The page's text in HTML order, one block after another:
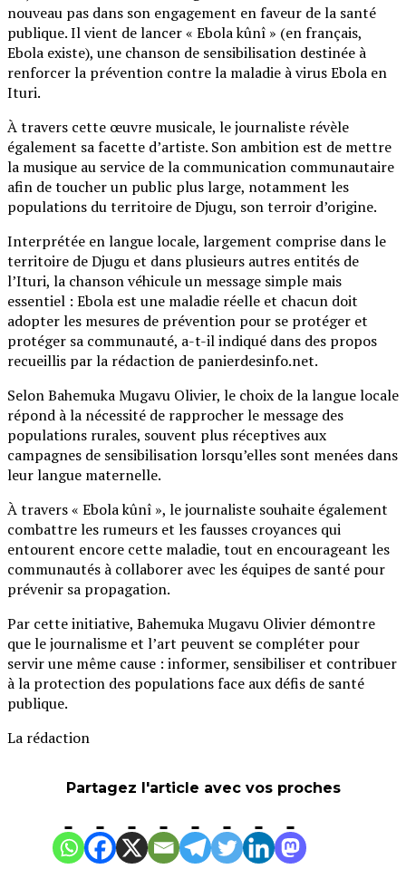
nouveau pas dans son engagement en faveur de la santé
publique. Il vient de lancer « Ebola kûnî » (en français,
Ebola existe), une chanson de sensibilisation destinée à
renforcer la prévention contre la maladie à virus Ebola en
Ituri.
À travers cette œuvre musicale, le journaliste révèle
également sa facette d’artiste. Son ambition est de mettre
la musique au service de la communication communautaire
afin de toucher un public plus large, notamment les
populations du territoire de Djugu, son terroir d’origine.
Interprétée en langue locale, largement comprise dans le
territoire de Djugu et dans plusieurs autres entités de
l’Ituri, la chanson véhicule un message simple mais
essentiel : Ebola est une maladie réelle et chacun doit
adopter les mesures de prévention pour se protéger et
protéger sa communauté, a-t-il indiqué dans des propos
recueillis par la rédaction de panierdesinfo.net.
Selon Bahemuka Mugavu Olivier, le choix de la langue locale
répond à la nécessité de rapprocher le message des
populations rurales, souvent plus réceptives aux
campagnes de sensibilisation lorsqu’elles sont menées dans
leur langue maternelle.
À travers « Ebola kûnî », le journaliste souhaite également
combattre les rumeurs et les fausses croyances qui
entourent encore cette maladie, tout en encourageant les
communautés à collaborer avec les équipes de santé pour
prévenir sa propagation.
Par cette initiative, Bahemuka Mugavu Olivier démontre
que le journalisme et l’art peuvent se compléter pour
servir une même cause : informer, sensibiliser et contribuer
à la protection des populations face aux défis de santé
publique.
La rédaction
Partagez l'article avec vos proches